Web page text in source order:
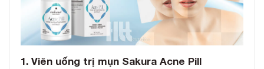
1. Viên uống trị mụn Sakura Acne Pill